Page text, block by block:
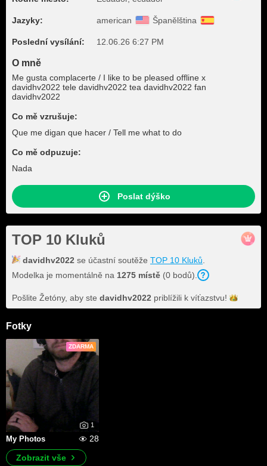
Jazyky: american Španělština
Poslední vysílání: 12.06.26 6:27 PM
O mně
Me gusta complacerte / I like to be pleased offline x
davidhv2022 tele davidhv2022 tea davidhv2022 fan
davidhv2022
Co mě vzrušuje:
Que me digan que hacer / Tell me what to do
Co mě odpuzuje:
Nada
Poslat dýško
TOP 10 Kluků
davidhv2022 se účastní soutěže TOP 10 Kluků
Modelka je momentálně na 1275 místě (0 bodů).
Pošlite Žetóny, aby ste davidhv2022 priblížili k víťazstvu!
Fotky
ZDARMA
1
My Photos
28
Zobrazit vše